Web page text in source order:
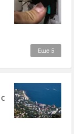
Еще 5